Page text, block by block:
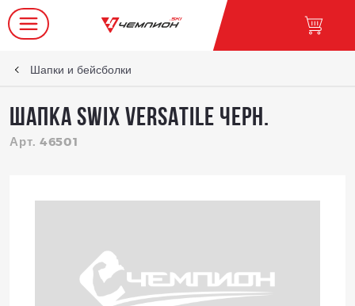
Шапки и бейсболки
Шапка SWIX VERSATILE черн.
Арт. 46501